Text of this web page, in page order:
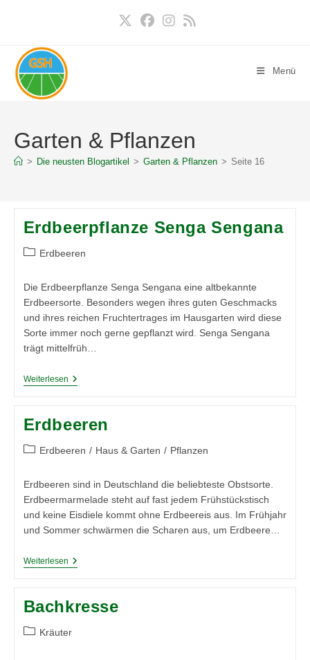
Menü
Garten & Pflanzen
> Die neusten Blogartikel > Garten & Pflanzen > Seite 16
Erdbeerpflanze Senga Sengana
Beitrags-
Erdbeeren
Die Erdbeerpflanze Senga Sengana eine altbekannte
Erdbeersorte. Besonders wegen ihres guten Geschmacks
und ihres reichen Fruchtertrages im Hausgarten wird diese
Sorte immer noch gerne gepflanzt wird. Senga Sengana
trägt mittelfrüh…
WeiterlesenErdbeerpflanze
Erdbeeren
Beitrags-
Erdbeeren / Haus & Garten / Pflanzen
Erdbeeren sind in Deutschland die beliebteste Obstsorte.
Erdbeermarmelade steht auf fast jedem Frühstückstisch
und keine Eisdiele kommt ohne Erdbeereis aus. Im Frühjahr
und Sommer schwärmen die Scharen aus, um Erdbeere…
WeiterlesenErdbeeren
Bachkresse
Beitrags-
Kräuter